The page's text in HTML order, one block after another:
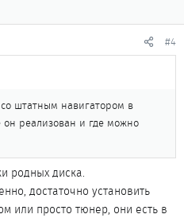
#4
штатным навигатором в
реализован и где можно
родных диска.
достаточно установить
или просто тюнер, они есть в